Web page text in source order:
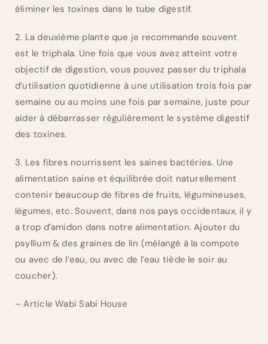
éliminer les toxines dans le tube digestif.
2. La deuxième plante que je recommande souvent
est le triphala. Une fois que vous avez atteint votre
objectif de digestion, vous pouvez passer du triphala
d’utilisation quotidienne à une utilisation trois fois par
semaine ou au moins une fois par semaine, juste pour
aider à débarrasser régulièrement le système digestif
des toxines.
3. Les fibres nourrissent les saines bactéries. Une
alimentation saine et équilibrée doit naturellement
contenir beaucoup de fibres de fruits, légumineuses,
légumes, etc. Souvent, dans nos pays occidentaux, il y
a trop d’amidon dans notre alimentation. Ajouter du
psyllium & des graines de lin (mélangé à la compote
ou avec de l’eau, ou avec de l’eau tiède le soir au
coucher).
– Article Wabi Sabi House